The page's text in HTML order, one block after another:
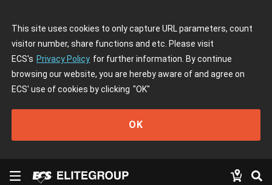
This site uses cookies to only capture URL parameters, count
visitor number, share functions and etc. Please visit
ECS's Privacy Policy for further information. By continue
browsing our website, you are hereby aware of and agree on
ECS' use of cookies by clicking "OK"
OK